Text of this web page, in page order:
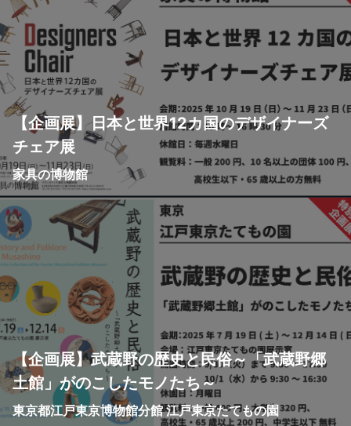
【企画展】日本と世界12カ国のデザイナーズ
チェア展
家具の博物館
【企画展】武蔵野の歴史と民俗～「武蔵野郷
土館」がのこしたモノたち～
東京都江戸東京博物館分館 江戸東京たてもの園